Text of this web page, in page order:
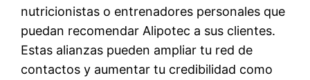
nutricionistas o entrenadores personales que
puedan recomendar Alipotec a sus clientes.
Estas alianzas pueden ampliar tu red de
contactos y aumentar tu credibilidad como